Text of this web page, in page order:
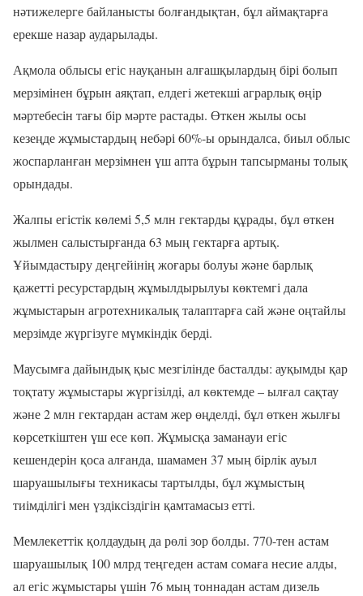
нәтижелерге байланысты болғандықтан, бұл аймақтарға
ерекше назар аударылады.
Ақмола облысы егіс науқанын алғашқылардың бірі болып
мерзімінен бұрын аяқтап, елдегі жетекші аграрлық өңір
мәртебесін тағы бір мәрте растады. Өткен жылы осы
кезеңде жұмыстардың небәрі 60%-ы орындалса, биыл облыс
жоспарланған мерзімнен үш апта бұрын тапсырманы толық
орындады.
Жалпы егістік көлемі 5,5 млн гектарды құрады, бұл өткен
жылмен салыстырғанда 63 мың гектарға артық.
Ұйымдастыру деңгейінің жоғары болуы және барлық
қажетті ресурстардың жұмылдырылуы көктемгі дала
жұмыстарын агротехникалық талаптарға сай және оңтайлы
мерзімде жүргізуге мүмкіндік берді.
Маусымға дайындық қыс мезгілінде басталды: ауқымды қар
тоқтату жұмыстары жүргізілді, ал көктемде – ылғал сақтау
және 2 млн гектардан астам жер өңделді, бұл өткен жылғы
көрсеткіштен үш есе көп. Жұмысқа заманауи егіс
кешендерін қоса алғанда, шамамен 37 мың бірлік ауыл
шаруашылығы техникасы тартылды, бұл жұмыстың
тиімділігі мен үздіксіздігін қамтамасыз етті.
Мемлекеттік қолдаудың да рөлі зор болды. 770-тен астам
шаруашылық 100 млрд теңгеден астам сомаға несие алды,
ал егіс жұмыстары үшін 76 мың тоннадан астам дизель